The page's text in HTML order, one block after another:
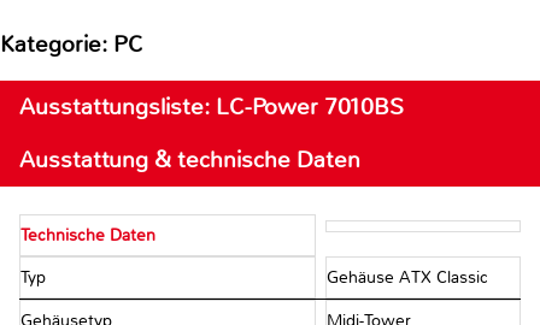
Kategorie: PC
Ausstattungsliste: LC-Power 7010BS
Ausstattung & technische Daten
Technische Daten
Typ Gehäuse ATX Classic